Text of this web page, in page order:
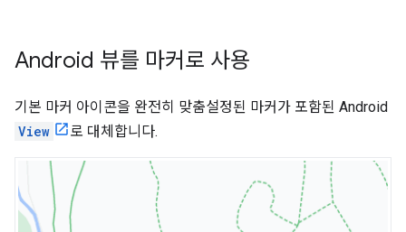
Android 뷰를 마커로 사용
기본 마커 아이콘을 완전히 맞춤설정된 마커가 포함된 Android
View
로 대체합니다.